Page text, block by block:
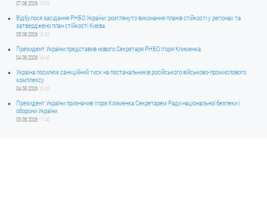
07.08.2026 10:03
Відбулося засідання РНБО України: розглянуто виконання планів стійкості у регіонах та
затверджено план стійкості Києва
05.08.2026 19:52
Президент України представив нового Секретаря РНБО Ігоря Клименка
04.08.2026 18:40
Україна посилює санкційний тиск на постачальників російського військово-промислового
комплексу
04.08.2026 10:06
Президент України призначив Ігоря Клименка Секретарем Ради національної безпеки і
оборони України
03.08.2026 17:40